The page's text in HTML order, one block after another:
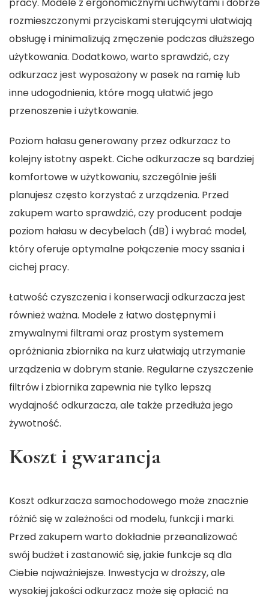
pracy. Modele z ergonomicznymi uchwytami i dobrze
rozmieszczonymi przyciskami sterującymi ułatwiają
obsługę i minimalizują zmęczenie podczas dłuższego
użytkowania. Dodatkowo, warto sprawdzić, czy
odkurzacz jest wyposażony w pasek na ramię lub
inne udogodnienia, które mogą ułatwić jego
przenoszenie i użytkowanie.
Poziom hałasu generowany przez odkurzacz to
kolejny istotny aspekt. Ciche odkurzacze są bardziej
komfortowe w użytkowaniu, szczególnie jeśli
planujesz często korzystać z urządzenia. Przed
zakupem warto sprawdzić, czy producent podaje
poziom hałasu w decybelach (dB) i wybrać model,
który oferuje optymalne połączenie mocy ssania i
cichej pracy.
Łatwość czyszczenia i konserwacji odkurzacza jest
również ważna. Modele z łatwo dostępnymi i
zmywalnymi filtrami oraz prostym systemem
opróżniania zbiornika na kurz ułatwiają utrzymanie
urządzenia w dobrym stanie. Regularne czyszczenie
filtrów i zbiornika zapewnia nie tylko lepszą
wydajność odkurzacza, ale także przedłuża jego
żywotność.
Koszt i gwarancja
Koszt odkurzacza samochodowego może znacznie
różnić się w zależności od modelu, funkcji i marki.
Przed zakupem warto dokładnie przeanalizować
swój budżet i zastanowić się, jakie funkcje są dla
Ciebie najważniejsze. Inwestycja w droższy, ale
wysokiej jakości odkurzacz może się opłacić na